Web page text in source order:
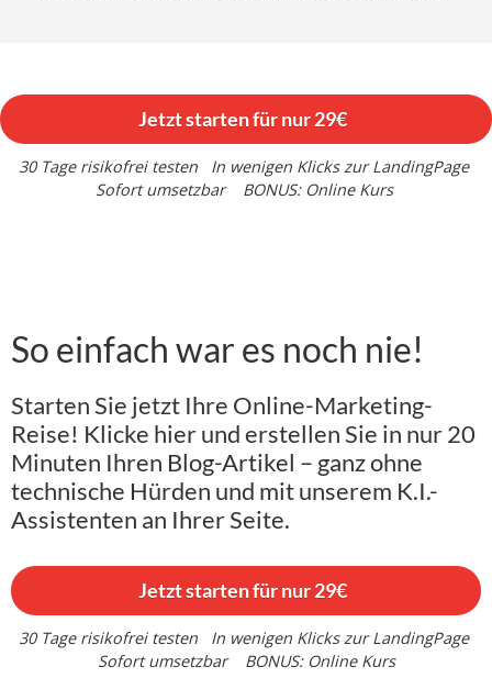
Jetzt starten für nur 29€
30 Tage risikofrei testen In wenigen Klicks zur LandingPage
Sofort umsetzbar
BONUS: Online Kurs
So einfach war es noch nie!
Starten Sie jetzt Ihre Online-Marketing-
Reise! Klicke hier und erstellen Sie in nur 20
Minuten Ihren Blog-Artikel – ganz ohne
technische Hürden und mit unserem K.I.-
Assistenten an Ihrer Seite.
Jetzt starten für nur 29€
30 Tage risikofrei testen In wenigen Klicks zur LandingPage
Sofort umsetzbar
BONUS: Online Kurs